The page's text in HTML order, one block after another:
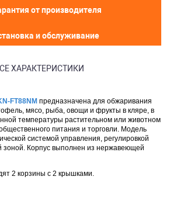
от производителя
и обслуживание
ХАРАКТЕРИСТИКИ
FT88NM предназначена для обжаривания
мясо, рыба, овощи и фрукты в кляре, в
температуры растительном или животном
питания и торговли. Модель
системой управления, регулировкой
зоной. Корпус выполнен из нержавеющей
2 корзины с 2 крышками.